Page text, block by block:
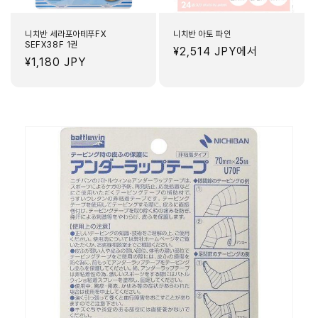
니치반 세라포아테푸FX
SEFX38F 1권
정
¥1,180 JPY
니치반 아토 파인
정
¥2,514 JPY에서